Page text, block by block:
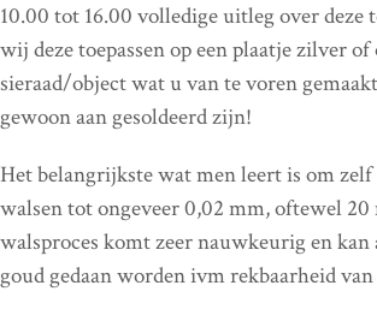
10.00 tot 16.00 volledige uitleg over deze
wij deze toepassen op een plaatje zilver of
sieraad/object wat u van te voren
gewoon aan gesoldeerd zijn!
Het belangrijkste wat men leert is om
walsen tot ongeveer 0,02 mm, oftewel
walsproces komt zeer nauwkeurig en
goud gedaan worden ivm rekbaarheid